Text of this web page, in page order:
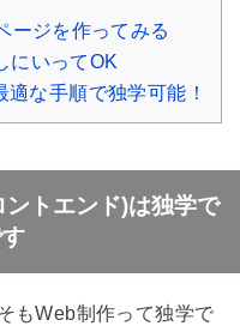
ジを作ってみる
にいってOK
な手順で独学可能！
ントエンド)は独学で
もWeb制作って独学で